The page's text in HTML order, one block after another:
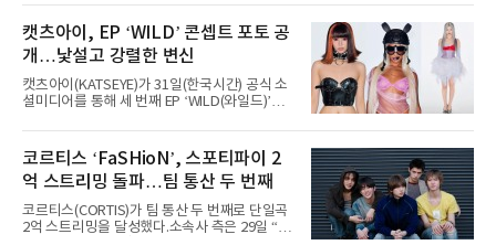
코르티스 등 K팝 스타들이 출연진 명단에 이름
을 올렸다.이날 에스파는
AxMxP는 데뷔 전부터 버스킹과 각종 페스티벌,
공연 무대에 오르며 실전 경험을 쌓아왔다.이들
은 소속사 패밀리 콘서트를 비롯해 '뷰티풀 민트
라이프 2025', '2025 부산국제록페스티벌' 등 대
형 무대에 잇달아 출연해 당찬 에너지와 풋풋한
매력으로 음악팬들의 눈도장을 찍었다.이후
AxMxP는 '카운트다운 판타지 2025-2026',
정적인 실력을 입증했고, 올해 '2026 어썸뮤직
페스티벌', '뷰티풀 민트 라이프 2026', '2026
캣츠아이, EP ‘WILD’ 콘셉트 포토 공
개…낯설고 강렬한 변신
캣츠아이(KATSEYE)가 31일(한국시간) 공식 소
셜미디어를 통해 세 번째 EP ‘WILD(와일드)’의
heart(와일드 하트)’라는 제목이 붙은 콘셉트 포
토에는 멤버들의 본능적이고 야성적인 면모가
강렬하게 담겼다. 짙은 아이섀도와 푸른빛·금빛·
붉은빛의 컬러 렌즈가 비현실적인 분위기를 자
아내고, 여러 원색이 불규칙하게 뒤섞인 멀티컬
러 헤어와 과감한 블루·블랙 립 메이크업이 낯설
고도 매혹적인 비주얼을 완성했다.스타일링 역
코르티스 ‘FaSHioN’, 스포티파이 2
억 스트리밍 돌파…팀 통산 두 번째
코르티스(CORTIS)가 팀 통산 두 번째로 단일곡
2억 스트리밍을 달성했다.소속사 측은 29일 “코